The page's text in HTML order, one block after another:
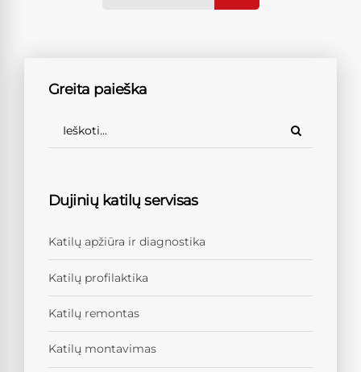
Greita paieška
Dujinių katilų servisas
Katilų apžiūra ir diagnostika
Katilų profilaktika
Katilų remontas
Katilų montavimas